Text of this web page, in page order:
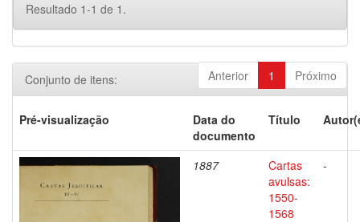
Resultado 1-1 de 1.
Anterior 1 Próximo
Conjunto de itens:
Pré-visualização
Data do
documento
Título
1887
Cartas
avulsas:
1550-
1568
-